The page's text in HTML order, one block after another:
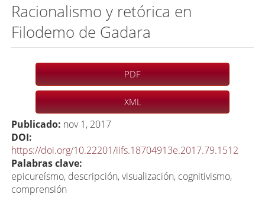
Racionalismo y retórica en
Filodemo de Gadara
Barra
lateral
artículo
PDF
XML
Publicado: nov 1, 2017
DOI:
https://doi.org/10.22201/iifs.18704913e.2017.79.1512
Palabras clave:
epicureísmo, descripción, visualización, cognitivismo,
comprensión